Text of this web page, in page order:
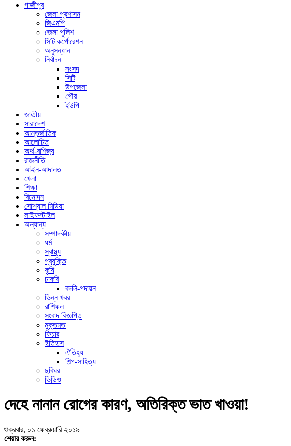
গাজীপুর
জেলা প্রশাসন
জিএমপি
জেলা পুলিশ
সিটি কর্পোরেশন
অনুসন্ধান
নির্বাচন
সংসদ
সিটি
উপজেলা
পৌর
ইউপি
জাতীয়
সারাদেশ
আন্তর্জাতিক
আলোচিত
অর্থ-বাণিজ্য
রাজনীতি
আইন-আদালত
খেলা
শিক্ষা
বিনোদন
সোশ্যাল মিডিয়া
লাইফস্টাইল
অন্যান্য
সম্পাদকীয়
ধর্ম
স্বাস্থ্য
প্রযুক্তি
কৃষি
চাকরি
বদলি-পদায়ন
ভিন্ন খবর
রাশিফল
সংবাদ বিজ্ঞপ্তি
মুক্তমত
ফিচার
ইতিহাস
ঐতিহ্য
শিল্প-সাহিত্য
ছবিঘর
ভিডিও
দেহে নানান রোগের কারণ, অতিরিক্ত ভাত খাওয়া!
শুক্রবার, ০১ ফেব্রুয়ারি ২০১৯
শেয়ার করুন: